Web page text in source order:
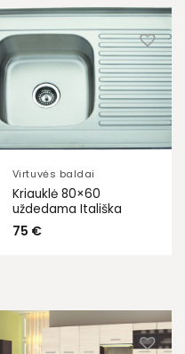
Virtuvės baldai
Kriauklė 80×60
uždedama Itališka
75 €